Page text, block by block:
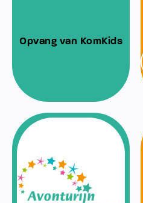
Opvang van KomKids